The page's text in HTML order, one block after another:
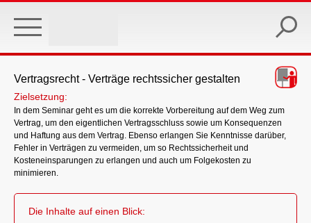
main
Vertragsrecht - Verträge rechtssicher gestalten
Zielsetzung:
In dem Seminar geht es um die korrekte Vorbereitung auf dem Weg zum
Vertrag, um den eigentlichen Vertragsschluss sowie um Konsequenzen
und Haftung aus dem Vertrag. Ebenso erlangen Sie Kenntnisse darüber,
Fehler in Verträgen zu vermeiden, um so Rechtssicherheit und
Kosteneinsparungen zu erlangen und auch um Folgekosten zu
minimieren.
Die Inhalte auf einen Blick: